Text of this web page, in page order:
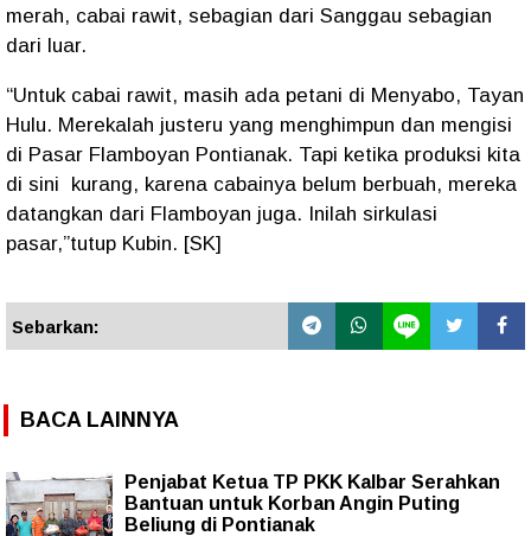
merah, cabai rawit, sebagian dari Sanggau sebagian
dari luar.
“Untuk cabai rawit, masih ada petani di Menyabo, Tayan
Hulu. Merekalah justeru yang menghimpun dan mengisi
di Pasar Flamboyan Pontianak. Tapi ketika produksi kita
di sini kurang, karena cabainya belum berbuah, mereka
datangkan dari Flamboyan juga. Inilah sirkulasi
pasar,”tutup Kubin. [SK]
Sebarkan:
BACA LAINNYA
Penjabat Ketua TP PKK Kalbar Serahkan
Bantuan untuk Korban Angin Puting
Beliung di Pontianak